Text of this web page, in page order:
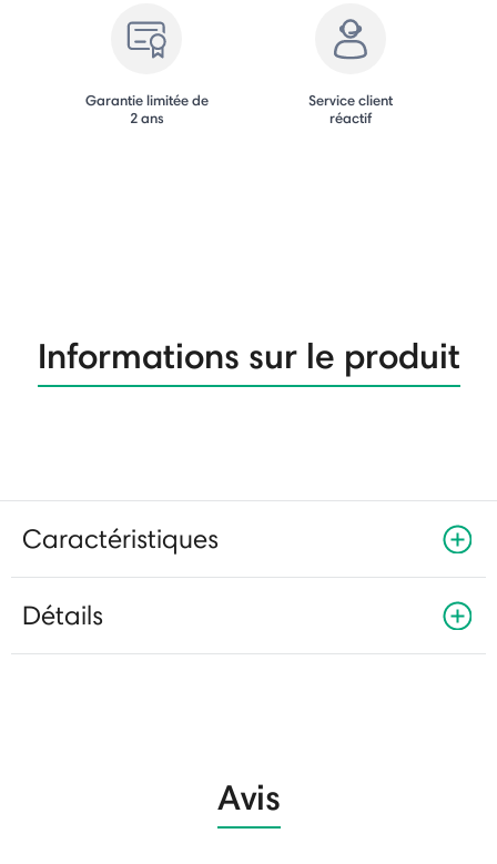
Garantie limitée de
2 ans
Service client
réactif
Informations sur le produit
Caractéristiques
Détails
Avis